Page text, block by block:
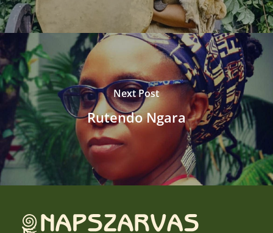
Next Post
Rutendo Ngara